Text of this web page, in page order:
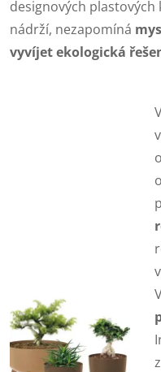
designových
nádrží, nezapomíná
vyvíjet ekologická